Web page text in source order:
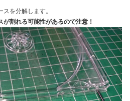
を分解します。
割れる可能性があるので注意！